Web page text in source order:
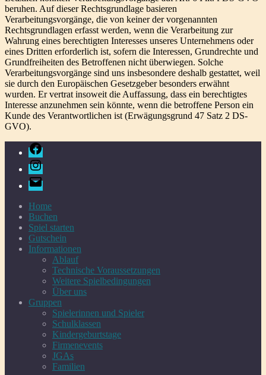
beruhen. Auf dieser Rechtsgrundlage basieren
Verarbeitungsvorgänge, die von keiner der vorgenannten
Rechtsgrundlagen erfasst werden, wenn die Verarbeitung zur
Wahrung eines berechtigten Interesses unseres Unternehmens oder
eines Dritten erforderlich ist, sofern die Interessen, Grundrechte und
Grundfreiheiten des Betroffenen nicht überwiegen. Solche
Verarbeitungsvorgänge sind uns insbesondere deshalb gestattet, weil
sie durch den Europäischen Gesetzgeber besonders erwähnt
wurden. Er vertrat insoweit die Auffassung, dass ein berechtigtes
Interesse anzunehmen sein könnte, wenn die betroffene Person ein
Kunde des Verantwortlichen ist (Erwägungsgrund 47 Satz 2 DS-
GVO).
Facebook
Instagram
E-
Mail
Home
Buchen
Spiel starten
Gutschein
Informationen
Ablauf
Technische Voraussetzungen
Weitere Spielbedingungen
Über uns
Gruppen
Spielerinnen und Spieler
Schulklassen
Kindergeburtstage
Firmenevents
JGAs
Familien